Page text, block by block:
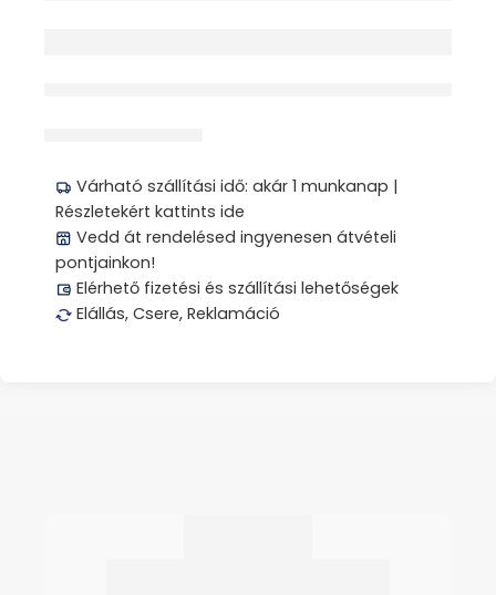
Várható szállítási idő: akár 1 munkanap |
Részletekért kattints ide
Vedd át rendelésed ingyenesen átvételi
pontjainkon!
Elérhető fizetési és szállítási lehetőségek
Elállás, Csere, Reklamáció